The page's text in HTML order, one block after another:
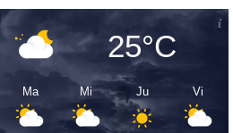
25°C
Ma Mi Ju Vi